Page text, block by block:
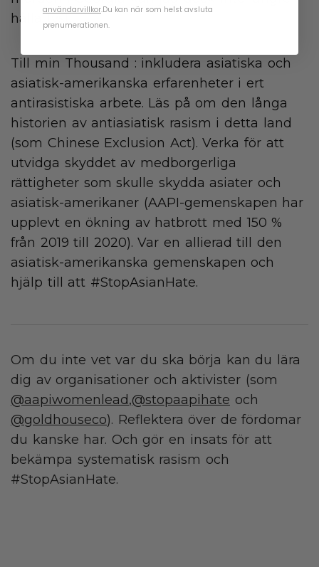
hålla tyst.
Till min Thousand : inkludera asiatiska och
asiatisk-amerikanska erfarenheter i ert
antirasistiska arbete. Läs på om den långa
historien av antiasiatisk rasism i detta land
(som Chinese Exclusion Act). Verka för att
utvidga skyddet av medborgerliga
rättigheter som skulle skydda asiater och
asiatisk-amerikaner (AAPI-gemenskapen har
upplevt en ökning av hatbrott med 150 %
från 2019 till 2020). Var en allierad till den
asiatisk-amerikanska gemenskapen och
hjälp till att #StopAsianHate.
Om du inte vet var du ska börja kan du lära
dig av organisationer och aktivister (som
@aapiwomenlead,@stopaapihate och
@goldhouseco). Reflektera över de fördomar
du kanske har. Och gör en insats för att
bekämpa systematisk rasism och
#StopAsianHate.
användarvillkor.Du kan när som helst avsluta
prenumerationen.